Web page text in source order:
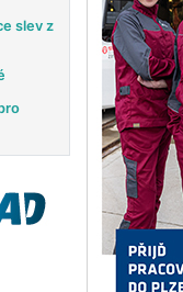
slev z